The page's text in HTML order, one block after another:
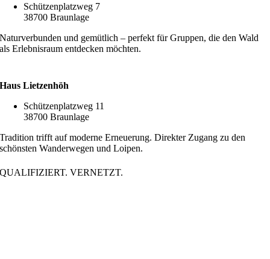
Schützenplatzweg 7
38700 Braunlage
Naturverbunden und gemütlich – perfekt für Gruppen, die den Wald
als Erlebnisraum entdecken möchten.
Haus Lietzenhöh
Schützenplatzweg 11
38700 Braunlage
Tradition trifft auf moderne Erneuerung. Direkter Zugang zu den
schönsten Wanderwegen und Loipen.
QUALIFIZIERT. VERNETZT.